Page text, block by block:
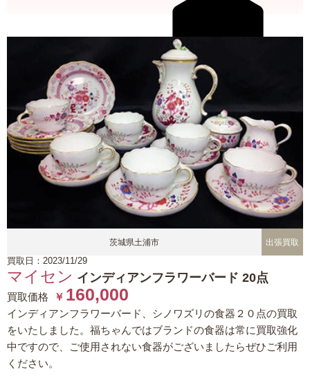
茨城県土浦市 出張買取
買取日：2023/11/29
マイセン インディアンフラワーバード 20点
買取価格 ￥ 160,000
インディアンフラワーバード、シノワズリの食器２０点の買取
をいたしました。福ちゃんではブランドの食器は常に買取強化
中ですので、ご使用されない食器がございましたらぜひご利用
ください。